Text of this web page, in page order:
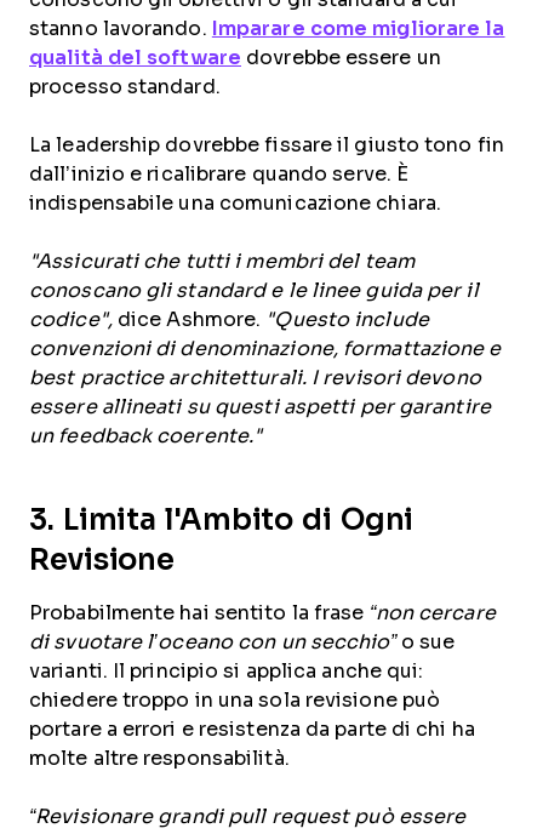
stanno lavorando.
Imparare come migliorare la
qualità del software dovrebbe essere un
processo standard.
La leadership dovrebbe fissare il giusto tono fin
dall’inizio e ricalibrare quando serve. È
indispensabile una comunicazione chiara.
"Assicurati che tutti i membri del team
conoscano gli standard e le linee guida per il
codice", dice Ashmore. "Questo include
convenzioni di denominazione, formattazione e
best practice architetturali. I revisori devono
essere allineati su questi aspetti per garantire
un feedback coerente."
3. Limita l'Ambito di Ogni
Revisione
Probabilmente hai sentito la frase “non cercare
di svuotare l’oceano con un secchio”o sue
varianti. Il principio si applica anche qui:
chiedere troppo in una sola revisione può
portare a errori e resistenza da parte di chi ha
molte altre responsabilità.
“Revisionare grandi pull request può essere